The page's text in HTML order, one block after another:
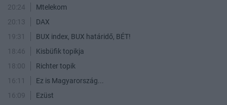
20:24
Mtelekom
20:13
DAX
19:31
BUX index, BUX határidő, BÉT!
18:46
Kisbüfik topikja
18:00
Richter topik
16:11
Ez is Magyarország...
16:09
Ezüst